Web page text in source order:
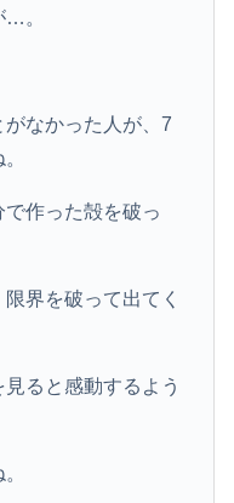
…。
なかった人が、7
作った殻を破っ
界を破って出てく
ると感動するよう